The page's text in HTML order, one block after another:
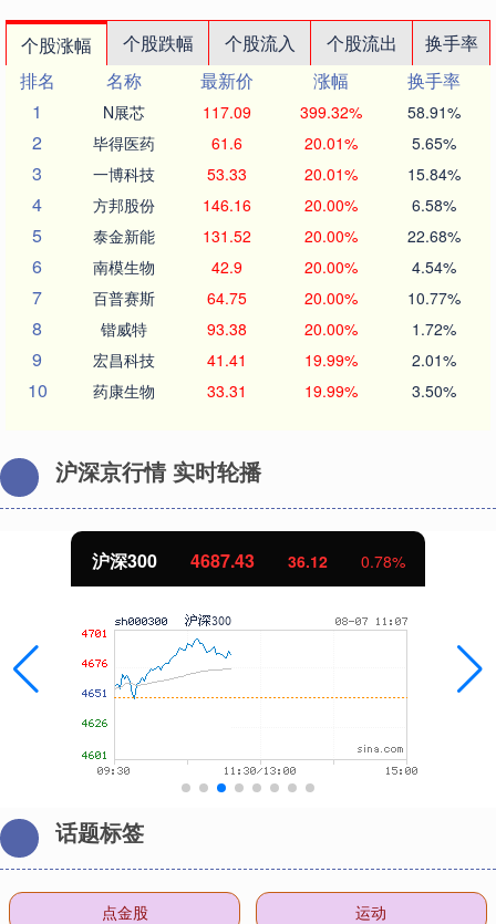
个股涨幅 个股跌幅 个股流入 个股流出
换手率
排名
名称 最新价 涨幅
换手率
1
N展芯 117.09 399.32% 58.91%
2 毕得医药 61.6 20.01% 5.65%
3 一博科技 53.33 20.01% 15.84%
4 方邦股份 146.16 20.00% 6.58%
5 泰金新能 131.52 20.00% 22.68%
6 南模生物 42.9 20.00% 4.54%
7 百普赛斯 64.75 20.00% 10.77%
8 锴威特 93.38 20.00% 1.72%
9 宏昌科技 41.41 19.99% 2.01%
10 药康生物 33.31 19.99% 3.50%
沪深京行情 实时轮播
沪深300 4687.43 36.12 0.78%
话题标签
点金股 运动